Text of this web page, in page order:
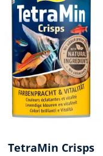
TetraMin Crisps